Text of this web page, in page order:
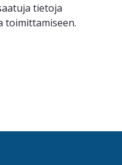
tietoja
toimittamiseen.